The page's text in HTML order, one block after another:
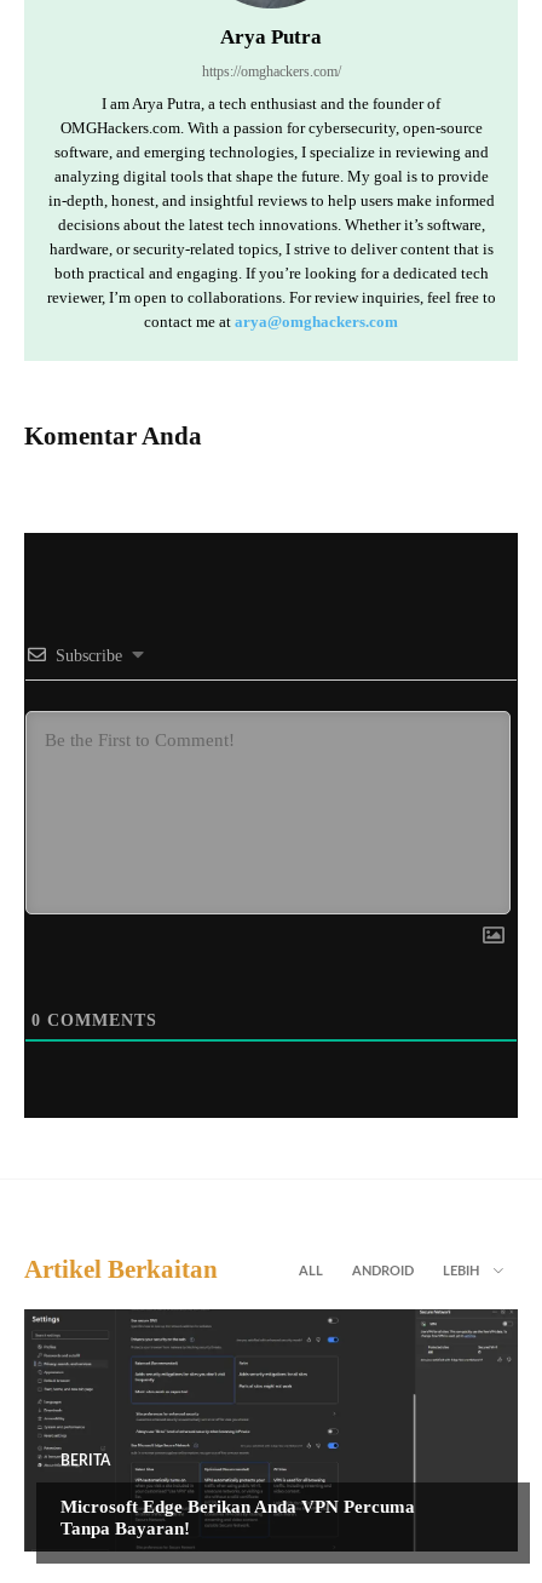
Arya Putra
https://omghackers.com/
I am Arya Putra, a tech enthusiast and the founder of
OMGHackers.com. With a passion for cybersecurity, open-source
software, and emerging technologies, I specialize in reviewing and
analyzing digital tools that shape the future. My goal is to provide
in-depth, honest, and insightful reviews to help users make informed
decisions about the latest tech innovations. Whether it’s software,
hardware, or security-related topics, I strive to deliver content that is
both practical and engaging. If you’re looking for a dedicated tech
reviewer, I’m open to collaborations. For review inquiries, feel free to
contact me at arya@omghackers.com
Komentar Anda
Subscribe
0 COMMENTS
Artikel Berkaitan ALL ANDROID LEBIH
BERITA
Microsoft Edge Berikan Anda VPN Percuma
Tanpa Bayaran!